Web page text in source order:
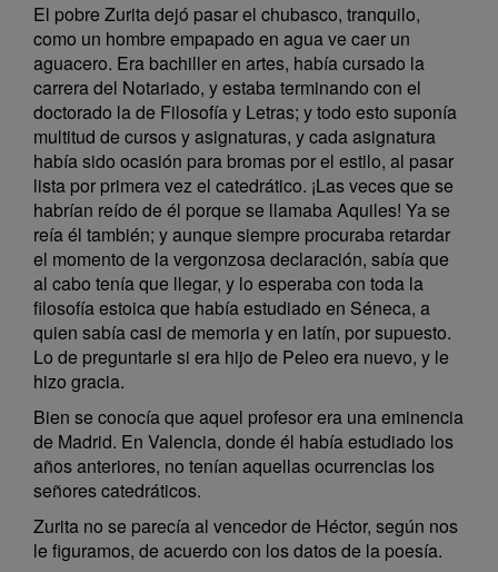
El pobre Zurita dejó pasar el chubasco, tranquilo,
como un hombre empapado en agua ve caer un
aguacero. Era bachiller en artes, había cursado la
carrera del Notariado, y estaba terminando con el
doctorado la de Filosofía y Letras; y todo esto suponía
multitud de cursos y asignaturas, y cada asignatura
había sido ocasión para bromas por el estilo, al pasar
lista por primera vez el catedrático. ¡Las veces que se
habrían reído de él porque se llamaba Aquiles! Ya se
reía él también; y aunque siempre procuraba retardar
el momento de la vergonzosa declaración, sabía que
al cabo tenía que llegar, y lo esperaba con toda la
filosofía estoica que había estudiado en Séneca, a
quien sabía casi de memoria y en latín, por supuesto.
Lo de preguntarle si era hijo de Peleo era nuevo, y le
hizo gracia.
Bien se conocía que aquel profesor era una eminencia
de Madrid. En Valencia, donde él había estudiado los
años anteriores, no tenían aquellas ocurrencias los
señores catedráticos.
Zurita no se parecía al vencedor de Héctor, según nos
le figuramos, de acuerdo con los datos de la poesía.